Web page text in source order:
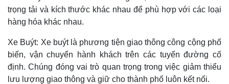
trọng tải và kích thước khác nhau để phù hợp với các loại
hàng hóa khác nhau.
Xe Buýt: Xe buýt là phương tiện giao thông công cộng phổ
biến, vận chuyển hành khách trên các tuyến đường cố
định. Chúng đóng vai trò quan trọng trong việc giảm thiểu
lưu lượng giao thông và giữ cho thành phố luôn kết nối.